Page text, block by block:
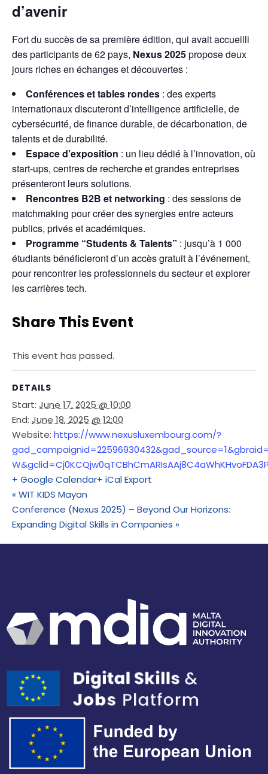
d’avenir
Fort du succès de sa première édition, qui avait accueilli
des participants de 62 pays, Nexus 2025 propose deux
jours riches en échanges et découvertes :
Conférences et tables rondes : des experts
internationaux discuteront d’intelligence artificielle, de
cybersécurité, de finance durable, de décarbonation, de
talents et de durabilité.
Espace d’exposition : un lieu dédié à l’innovation, où
start-ups, centres de recherche et grandes entreprises
présenteront leurs solutions.
Rencontres B2B et networking : des sessions de
matchmaking pour créer des synergies entre acteurs
publics, privés et académiques.
Programme “Students & Talents” : jusqu’à 1 000
étudiants bénéficieront d’un accès gratuit à l’événement,
pour rencontrer les professionnels du secteur et explorer
les carrières tech.
Share This Event
This event has passed.
DETAILS
Start: June 17, 2025 @ 10:00
End: June 18, 2025 @ 12:00
Website: https://www.nexusluxembourg.com/?
+ Google Calendar+ iCal Export
« WIT KIDS Mayan
Conference (Nexus 2025) – Beyond Our Horizons:
Expanding Digital Skills in Companies »